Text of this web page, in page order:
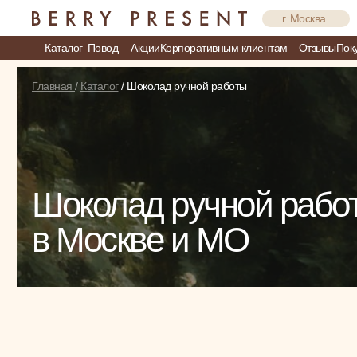
г. Москва
Каталог Повод АкцииКорпоративным клиентам Отзывы
Шоколад ручной
в Москве и МО
Главная / Каталог/ Шоколад ручной работы